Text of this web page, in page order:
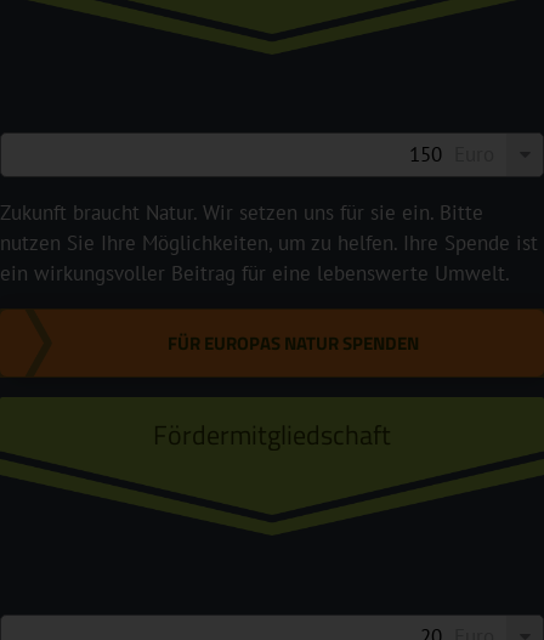
Zukunft braucht Natur. Wir setzen uns für sie ein. Bitte
nutzen Sie Ihre Möglichkeiten, um zu helfen. Ihre Spende ist
ein wirkungsvoller Beitrag für eine lebenswerte Umwelt.
FÜR EUROPAS NATUR SPENDEN
Fördermitgliedschaft